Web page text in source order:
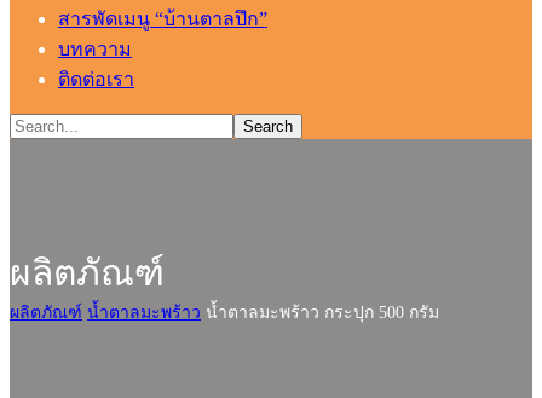
สารพัดเมนู “บ้านตาลปึก”
บทความ
ติดต่อเรา
ผลิตภัณฑ์
ผลิตภัณฑ์ น้ำตาลมะพร้าว น้ำตาลมะพร้าว กระปุก 500 กรัม